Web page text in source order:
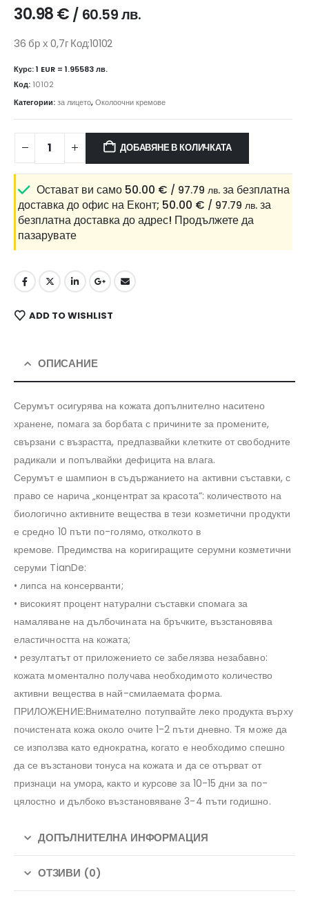
30.98€ / 60.59 лв.
36 бр х 0,7г Код:10102
Курс: 1 EUR = 1.95583 лв.
Код: 10102
Категории:за лицето,Околоочни кремове
ДОБАВЯНЕ В КОЛИЧКАТА
Остават ви само 50.00 € / 97.79 лв. за безплатна
доставка до офис на Еконт; 50.00 € / 97.79 лв. за
безплатна доставка до адрес! Продължете да
пазарувате
ADD TO WISHLIST
ОПИСАНИЕ
Серумът осигурява на кожата допълнително наситено
хранене, помага за борбата с причините за промените,
свързани с възрастта, предпазвайки клетките от свободните
радикали и попълвайки дефицита на влага.
Серумът е шампион в съдържанието на активни съставки, с
право се нарича „концентрат за красота“: количеството на
биологично активните вещества в тези козметични продукти
е средно 10 пъти по-голямо, отколкото в
кремове. Предимства на коригиращите серумни козметични
серуми TianDe:
• липса на консерванти;
• високият процент натурални съставки спомага за
намаляване на дълбочината на бръчките, възстановява
еластичността на кожата;
• резултатът от приложението се забелязва незабавно:
кожата моментално получава необходимото количество
активни вещества в най-смилаемата форма.
ПРИЛОЖЕНИЕ:Внимателно потупвайте леко продукта върху
почистената кожа около очите 1-2 пъти дневно. Тя може да
се използва като еднократна, когато е необходимо спешно
да се възстанови тонуса на кожата и да се отърват от
признаци на умора, както и курсове за 10-15 дни за по-
цялостно и дълбоко възстановяване 3-4 пъти годишно.
ДОПЪЛНИТЕЛНА ИНФОРМАЦИЯ
ОТЗИВИ (0)